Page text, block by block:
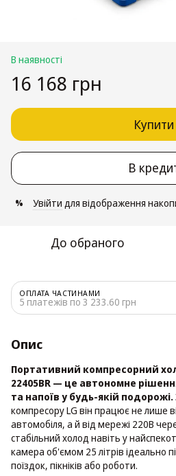
В наявності
16 168 грн
Купити
В
% Увійти для відображення
До обраного
ОПЛАТА ЧАСТИНАМИ
5 платежів по 3 233.60 грн
Опис
Портативний компресорний
22405BR — це автономне
та напоїв у будь-якій подорожі.
компресору LG він працює не лише
автомобіля, а й від мережі 220В
стабільний холод навіть у
камера об'ємом 25 літрів ідеально
поїздок, пікніків або роботи.